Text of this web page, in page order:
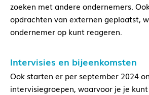
zoeken met andere ondernemers.
opdrachten van externen geplaatst,
ondernemer op kunt reageren.
Intervisies en bijeenkomsten
Ook starten er per september 2024
intervisiegroepen, waarvoor je je